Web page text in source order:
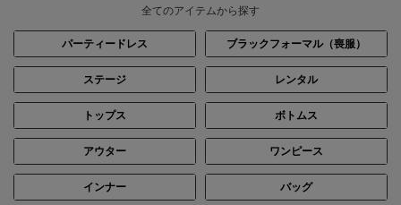
全てのアイテムから探す
パーティードレス ブラックフォーマル（喪服）
ステージ レンタル
トップス ボトムス
アウター ワンピース
インナー バッグ